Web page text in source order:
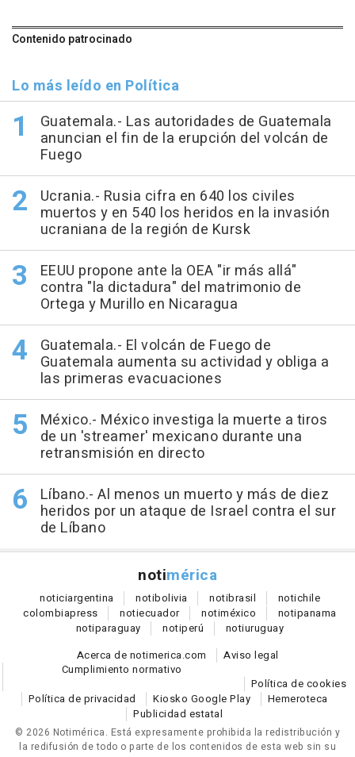
Contenido patrocinado
Lo más leído en Política
Guatemala.- Las autoridades de Guatemala
anuncian el fin de la erupción del volcán de
Fuego
Ucrania.- Rusia cifra en 640 los civiles
muertos y en 540 los heridos en la invasión
ucraniana de la región de Kursk
EEUU propone ante la OEA "ir más allá"
contra "la dictadura" del matrimonio de
Ortega y Murillo en Nicaragua
Guatemala.- El volcán de Fuego de
Guatemala aumenta su actividad y obliga a
las primeras evacuaciones
México.- México investiga la muerte a tiros
de un 'streamer' mexicano durante una
retransmisión en directo
Líbano.- Al menos un muerto y más de diez
heridos por un ataque de Israel contra el sur
de Líbano
notimérica
noticiargentina notibolivia notibrasil notichile
colombiapress notiecuador notiméxico notipanama
notiparaguay notiperú notiuruguay
Acerca de notimerica.com
Aviso legal
Cumplimiento normativo
Política de cookies
Política de privacidad
Kiosko Google Play
Hemeroteca
Publicidad estatal
© 2026 Notimérica. Está expresamente prohibida la redistribución y
la redifusión de todo o parte de los contenidos de esta web sin su